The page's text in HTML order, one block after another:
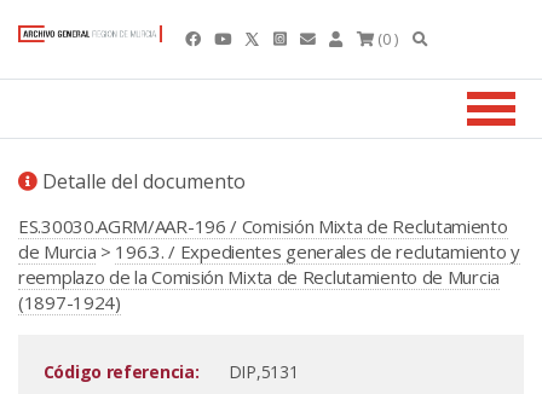
(0 )
Detalle del documento
ES.30030.AGRM/AAR-196 / Comisión Mixta de Reclutamiento
de Murcia > 196.3. / Expedientes generales de reclutamiento y
reemplazo de la Comisión Mixta de Reclutamiento de Murcia
(1897-1924)
Código referencia:
DIP,5131